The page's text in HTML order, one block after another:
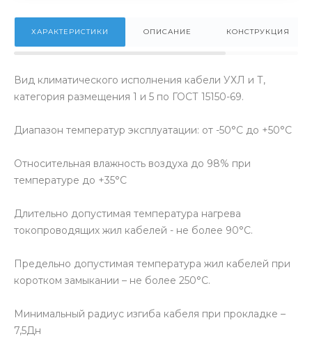
ХАРАКТЕРИСТИКИ ОПИСАНИЕ КОНСТРУКЦИЯ
Вид климатического исполнения кабели УХЛ и Т,
категория размещения 1 и 5 по ГОСТ 15150-69.
Диапазон температур эксплуатации: от -50°С до +50°С
Относительная влажность воздуха до 98% при
температуре до +35°С
Длительно допустимая температура нагрева
токопроводящих жил кабелей - не более 90°С.
Предельно допустимая температура жил кабелей при
коротком замыкании – не более 250°С.
Минимальный радиус изгиба кабеля при прокладке –
7,5Дн